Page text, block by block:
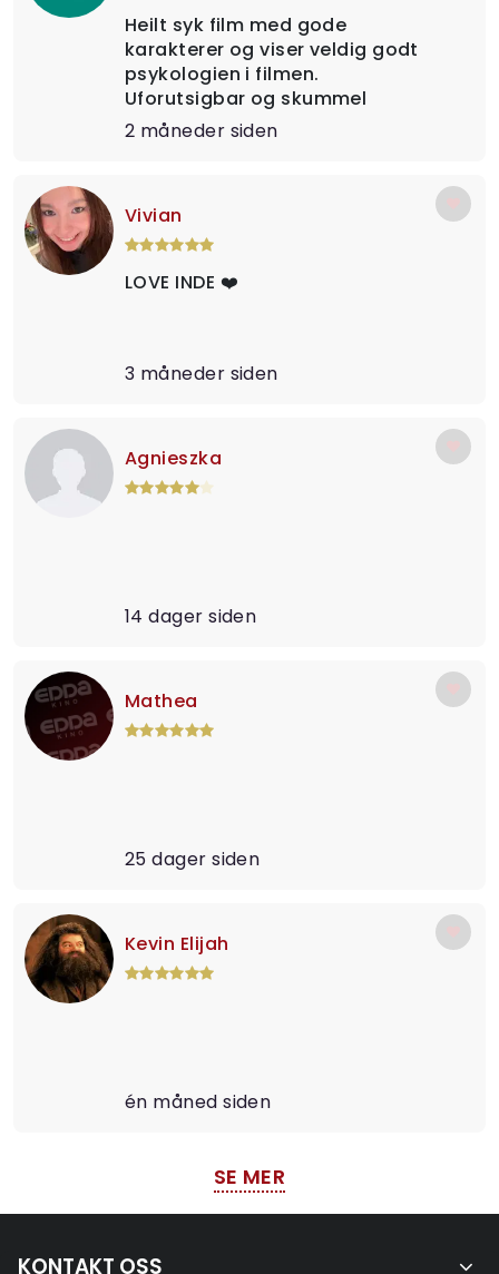
Heilt syk film med gode
karakterer og viser veldig godt
psykologien i filmen.
Uforutsigbar og skummel
2 måneder siden
Vivian
LOVE INDE ❤️
3 måneder siden
Agnieszka
14 dager siden
Mathea
25 dager siden
Kevin Elijah
én måned siden
SE MER
KONTAKT OSS